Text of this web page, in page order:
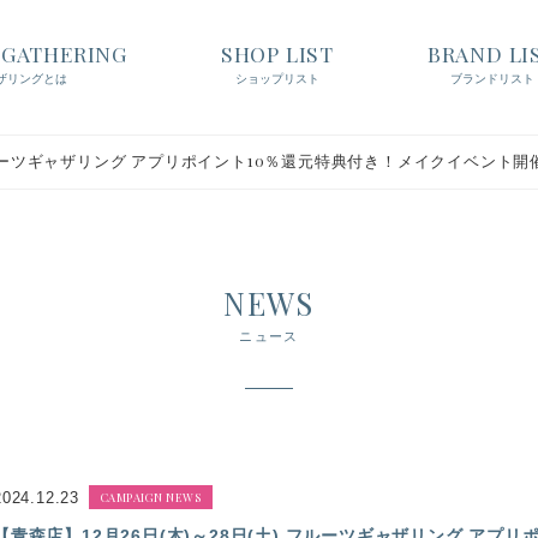
リングとは
SHOP LIST
ショップリスト
BRAND
ブランドリスト
ツギャザリング アプリポイント10％還元特典付き！メイクイベント開
NEWS
ニュース
CAMPAIGN NEWS